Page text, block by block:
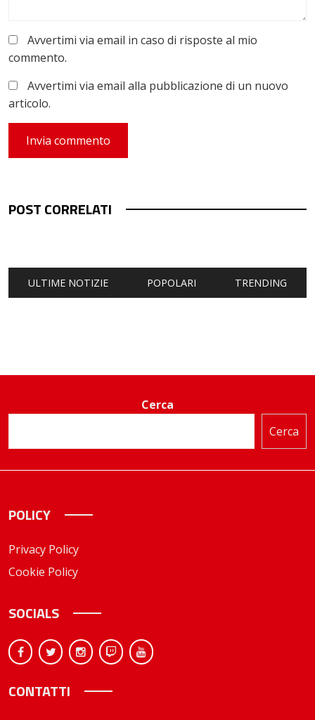
Avvertimi via email in caso di risposte al mio
commento.
Avvertimi via email alla pubblicazione di un nuovo
articolo.
POST CORRELATI
ULTIME NOTIZIE POPOLARI TRENDING
Cerca
Cerca
POLICY
Privacy Policy
Cookie Policy
SOCIALS
CONTATTI